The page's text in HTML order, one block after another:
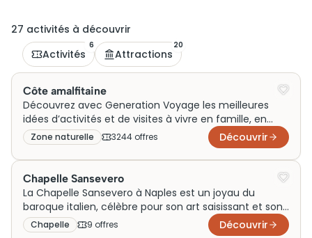
27 activités à découvrir
Activités
6
Attractions
20
Côte amalfitaine
Découvrez avec Generation Voyage les meilleures
idées d’activités et de visites à vivre en famille, en
couple ou le temps d’un week-end sur la Côte
amalfitaine. Entre villages colorés, sorties en mer et
découvertes autour de ce littoral iconique, préparez
un voyage inoubliable au cœur de l’Italie
méditerranéenne.
Zone naturelle 3244 offres Découvrir
Chapelle Sansevero
La Chapelle Sansevero à Naples est un joyau du
baroque italien, célèbre pour son art saisissant et son
histoire fascinante. Construite au XVIIIe siècle, elle
était initialement destinée au culte privé de la famille
Chapelle 9 offres Découvrir